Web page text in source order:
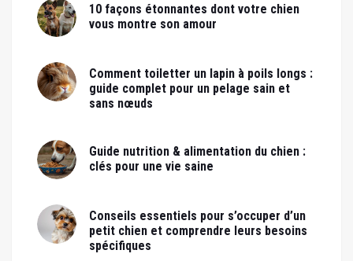
10 façons étonnantes dont votre chien
vous montre son amour
Comment toiletter un lapin à poils longs :
guide complet pour un pelage sain et
sans nœuds
Guide nutrition & alimentation du chien :
clés pour une vie saine
Conseils essentiels pour s’occuper d’un
petit chien et comprendre leurs besoins
spécifiques